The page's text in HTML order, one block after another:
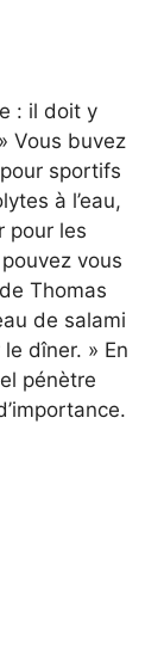
: il doit y
Vous buvez
sportifs
à l’eau,
pour les
vous
Thomas
de salami
dîner. » En
pénètre